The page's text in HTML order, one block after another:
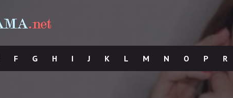
F G H I J K L M N O P R